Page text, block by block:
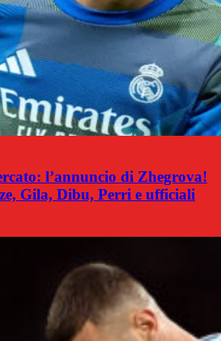
l’annuncio di Zhegrova!
Gila, Dibu, Perri e ufficiali